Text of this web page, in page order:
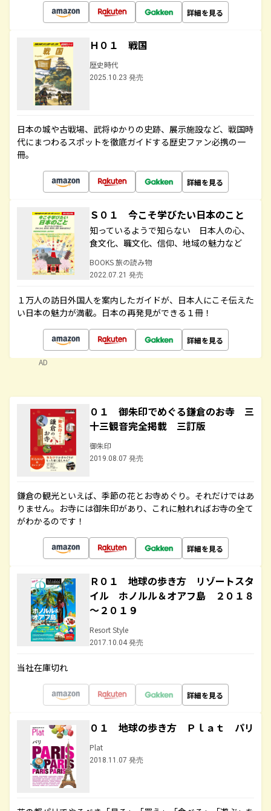
詳細を見る
Ｈ０１ 戦国
歴史時代
2025.10.23 発売
日本の城や古戦場、武将ゆかりの史跡、展示施設など、戦国時
代にまつわるスポットを徹底ガイドする歴史ファン必携の一
冊。
詳細を見る
Ｓ０１ 今こそ学びたい日本のこと
知っているようで知らない 日本人の心、
食文化、職文化、信仰、地域の魅力など
BOOKS 旅の読み物
2022.07.21 発売
１万人の訪日外国人を案内したガイドが、日本人にこそ伝えた
い日本の魅力が満載。日本の再発見ができる１冊！
詳細を見る
AD
０１ 御朱印でめぐる鎌倉のお寺 三
十三観音完全掲載 三訂版
御朱印
2019.08.07 発売
鎌倉の観光といえば、季節の花とお寺めぐり。それだけではあ
りません。お寺には御朱印があり、これに触れればお寺の全て
がわかるのです！
詳細を見る
Ｒ０１ 地球の歩き方 リゾートスタ
イル ホノルル＆オアフ島 ２０１８
～２０１９
Resort Style
2017.10.04 発売
当社在庫切れ
詳細を見る
０１ 地球の歩き方 Ｐｌａｔ パリ
Plat
2018.11.07 発売